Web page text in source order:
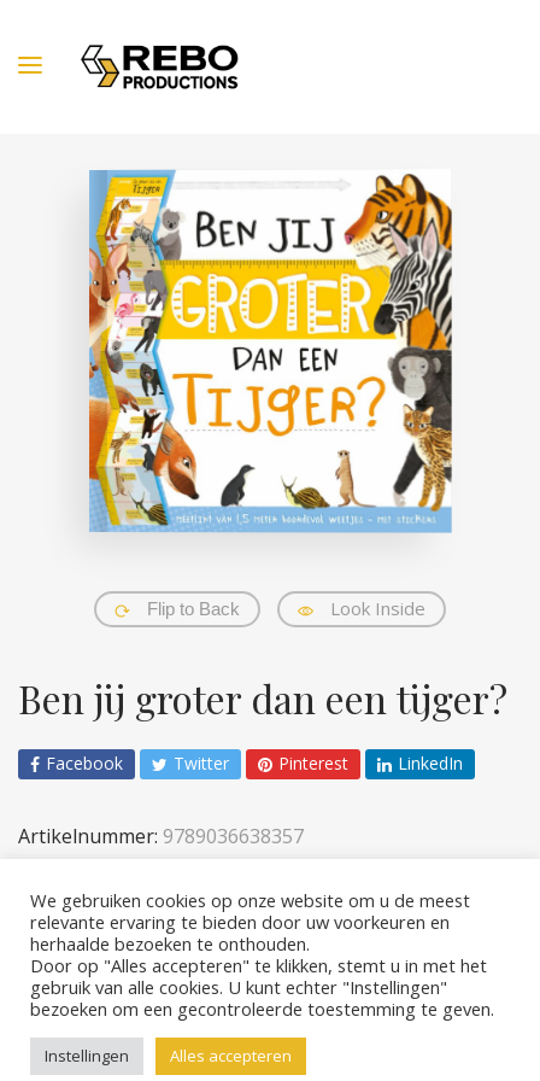
Flip to Back Look Inside
Ben jij groter dan een tijger?
Facebook Twitter Pinterest LinkedIn
Artikelnummer: 9789036638357
Copyright © 2026 Rebo Publishers
We gebruiken cookies op onze website om u de meest
relevante ervaring te bieden door uw voorkeuren en
herhaalde bezoeken te onthouden.
Door op "Alles accepteren" te klikken, stemt u in met het
gebruik van alle cookies. U kunt echter "Instellingen"
bezoeken om een ​​gecontroleerde toestemming te geven.
Instellingen Alles accepteren